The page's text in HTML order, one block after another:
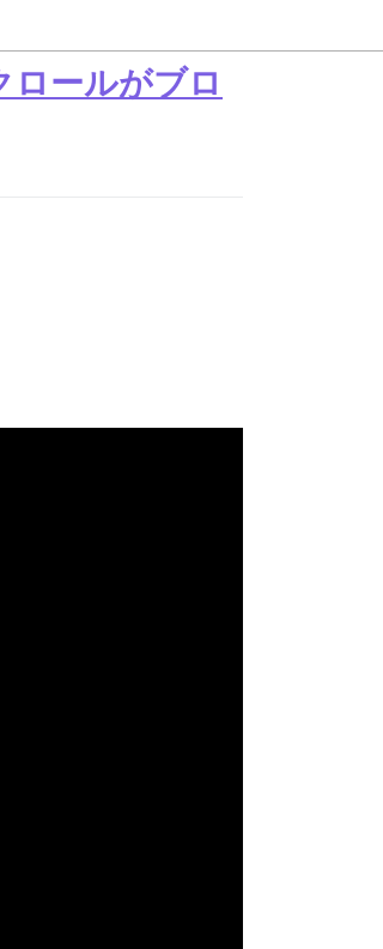
ールがブロ